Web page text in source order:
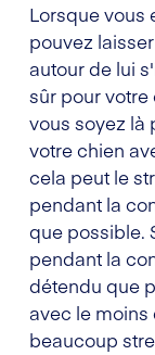
Lorsque vous
pouvez
autour de lui
sûr pour
vous soyez là
votre chien
cela peut le
pendant la
que possible.
pendant la
détendu que
avec le
beaucoup